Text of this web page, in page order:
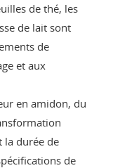
de thé, les
de lait sont
de
et aux
en amidon, du
la durée de
de